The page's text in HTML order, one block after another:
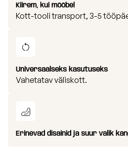
Kiirem, kui mööbel
Kott-tooli transport, 3-5
Universaalseks kasutuseks
Vahetatav väliskott.
Erinevad disainid ja suur valik